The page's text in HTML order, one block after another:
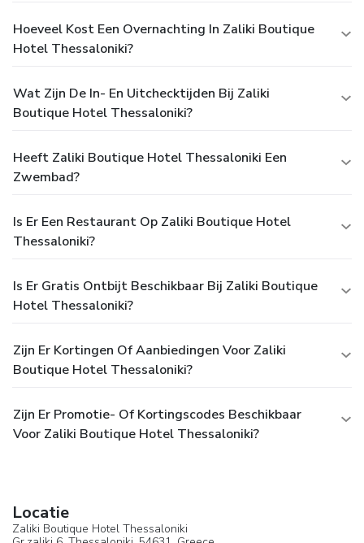
Hoeveel Kost Een Overnachting In Zaliki Boutique
Hotel Thessaloniki?
Wat Zijn De In- En Uitchecktijden Bij Zaliki
Boutique Hotel Thessaloniki?
Heeft Zaliki Boutique Hotel Thessaloniki Een
Zwembad?
Is Er Een Restaurant Op Zaliki Boutique Hotel
Thessaloniki?
Is Er Gratis Ontbijt Beschikbaar Bij Zaliki Boutique
Hotel Thessaloniki?
Zijn Er Kortingen Of Aanbiedingen Voor Zaliki
Boutique Hotel Thessaloniki?
Zijn Er Promotie- Of Kortingscodes Beschikbaar
Voor Zaliki Boutique Hotel Thessaloniki?
Locatie
Zaliki Boutique Hotel Thessaloniki